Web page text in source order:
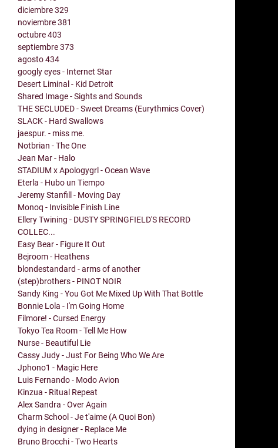
diciembre329
noviembre381
octubre403
septiembre373
agosto434
googly eyes - Internet Star
Desert Liminal - Kid Detroit
Shared Image - Sights and Sounds
THE SECLUDED - Sweet Dreams (Eurythmics Cover)
SLACK - Hard Swallows
jaespur. - miss me.
Notbrian - The One
Jean Mar - Halo
STADIUM x Apologygrl - Ocean Wave
Eterla - Hubo un Tiempo
Jeremy Stanfill - Moving Day
Monoq - Invisible Finish Line
Ellery Twining - DUSTY SPRINGFIELD'S RECORD
COLLEC...
Easy Bear - Figure It Out
Bejroom - Heathens
blondestandard - arms of another
(step)brothers - PINOT NOIR
Sandy King - You Got Me Mixed Up With That Bottle
Bonnie Lola - I'm Going Home
Filmore! - Cursed Energy
Tokyo Tea Room - Tell Me How
Nurse - Beautiful Lie
Cassy Judy - Just For Being Who We Are
Jphono1 - Magic Here
Luis Fernando - Modo Avion
Kinzua - Ritual Repeat
Alex Sandra - Over Again
Charm School - Je t'aime (A Quoi Bon)
dying in designer - Replace Me
Bruno Brocchi - Two Hearts